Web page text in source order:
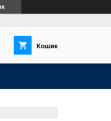
Кошик